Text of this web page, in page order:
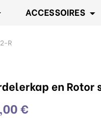
ACCESSOIRES
R
en Rotor
€